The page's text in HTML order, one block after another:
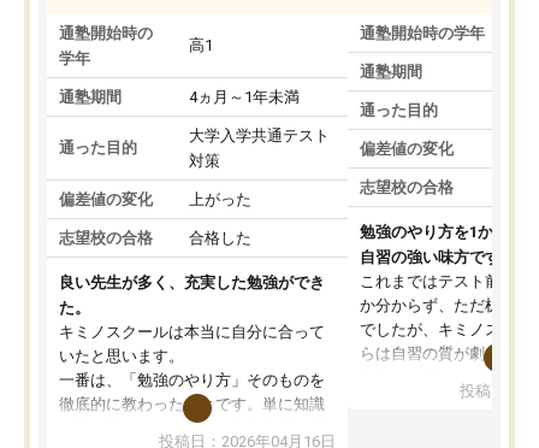
通塾開始時の
学年
高1
通塾期間 4ヵ月～1年未満
通った目的
大学入学共通テスト
対策
偏差値の変化 上がった
志望校の合格 合格した
良い先生が多く、充実した勉強ができ
た。
キミノスクールは本当に自分に合って
いたと思います。
一番は、「勉強のやり方」そのものを
徹底的に教わったことです。単に知識
を詰め込むのではなく、自学自習の習
投稿日：2026年04月16日
通塾開始時の学年
通塾期間
通った目的
偏差値の変化
志望校の合格
勉強のやり方を1から教
自習の強い味方です。
これまではテスト前に何
か分からず、ただ机に座
でしたが、キミノスクー
らは自習の質が劇的に変
を明確にしてくれるの
投稿日：